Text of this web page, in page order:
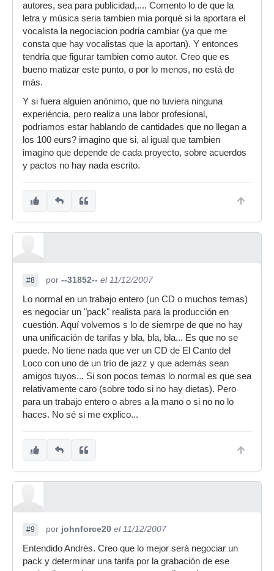
autores, sea para publicidad,.... Comento lo de que la
letra y música seria tambien mia porqué si la aportara el
vocalista la negociacion podria cambiar (ya que me
consta que hay vocalistas que la aportan). Y entonces
tendria que figurar tambien como autor. Creo que es
bueno matizar este punto, o por lo menos, no está de
más.
Y si fuera alguien anónimo, que no tuviera ninguna
experiéncia, pero realiza una labor profesional,
podriamos estar hablando de cantidades que no llegan a
los 100 eurs? imagino que si, al igual que tambien
imagino que depende de cada proyecto, sobre acuerdos
y pactos no hay nada escrito.
#8 por --31852-- el 11/12/2007
Lo normal en un trabajo entero (un CD o muchos temas)
es negociar un "pack" realista para la producción en
cuestión. Aquí volvemos s lo de siemrpe de que no hay
una unificación de tarifas y bla, bla, bla... Es que no se
puede. No tiene nada que ver un CD de El Canto del
Loco con uno de un trío de jazz y que además sean
amigos tuyos... Si son pocos temas lo normal es que sea
relativamente caro (sobre todo si no hay dietas). Pero
para un trabajo entero o abres a la mano o si no no lo
haces. No sé si me explico...
#9 por johnforce20 el 11/12/2007
Entendido Andrés. Creo que lo mejor será negociar un
pack y determinar una tarifa por la grabación de ese